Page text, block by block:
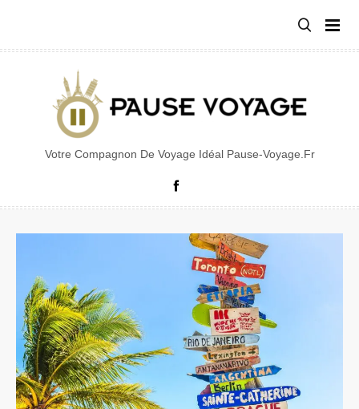
contenu
Votre Compagnon De Voyage Idéal Pause-Voyage.fr